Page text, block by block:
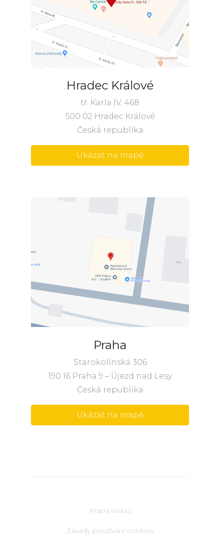
Hradec Králové
tř. Karla IV. 468
500 02 Hradec Králové
Česká republika
Ukázat na mapě
Praha
Starokolínská 306
190 16 Praha 9 – Újezd nad Lesy
Česká republika
Ukázat na mapě
Mapa webu
Zásady používání cookies